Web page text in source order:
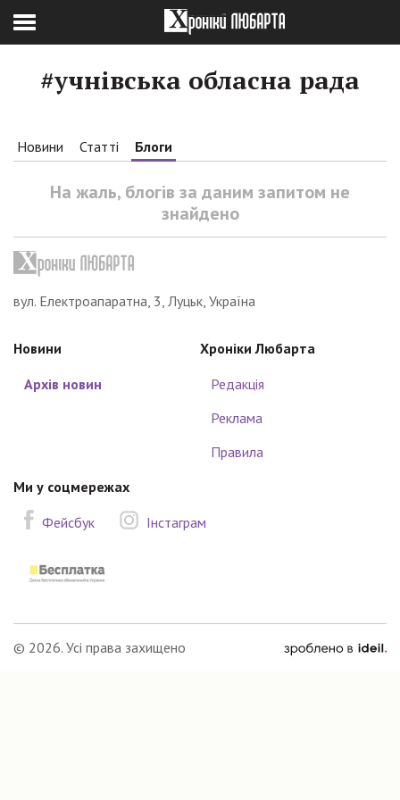
#учнівська обласна рада
Новини Статті Блоги
На жаль, блогів за даним запитом не
знайдено
вул. Електроапаратна, 3, Луцьк, Україна
Новини
Архів новин
Хроніки Любарта
Редакція
Реклама
Правила
Ми у соцмережах
Фейсбук
Інстаграм
© 2026. Усі права захищено
зроблено